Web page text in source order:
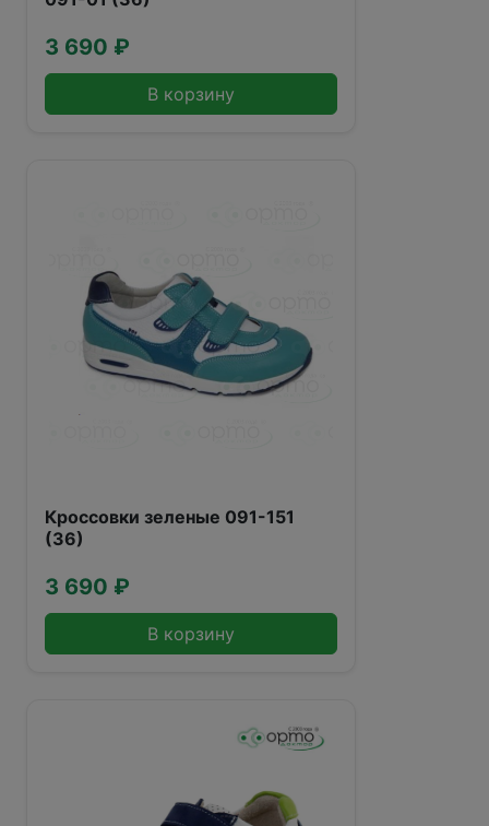
3 690 ₽
В корзину
Кроссовки зеленые 091-151
(36)
3 690 ₽
В корзину